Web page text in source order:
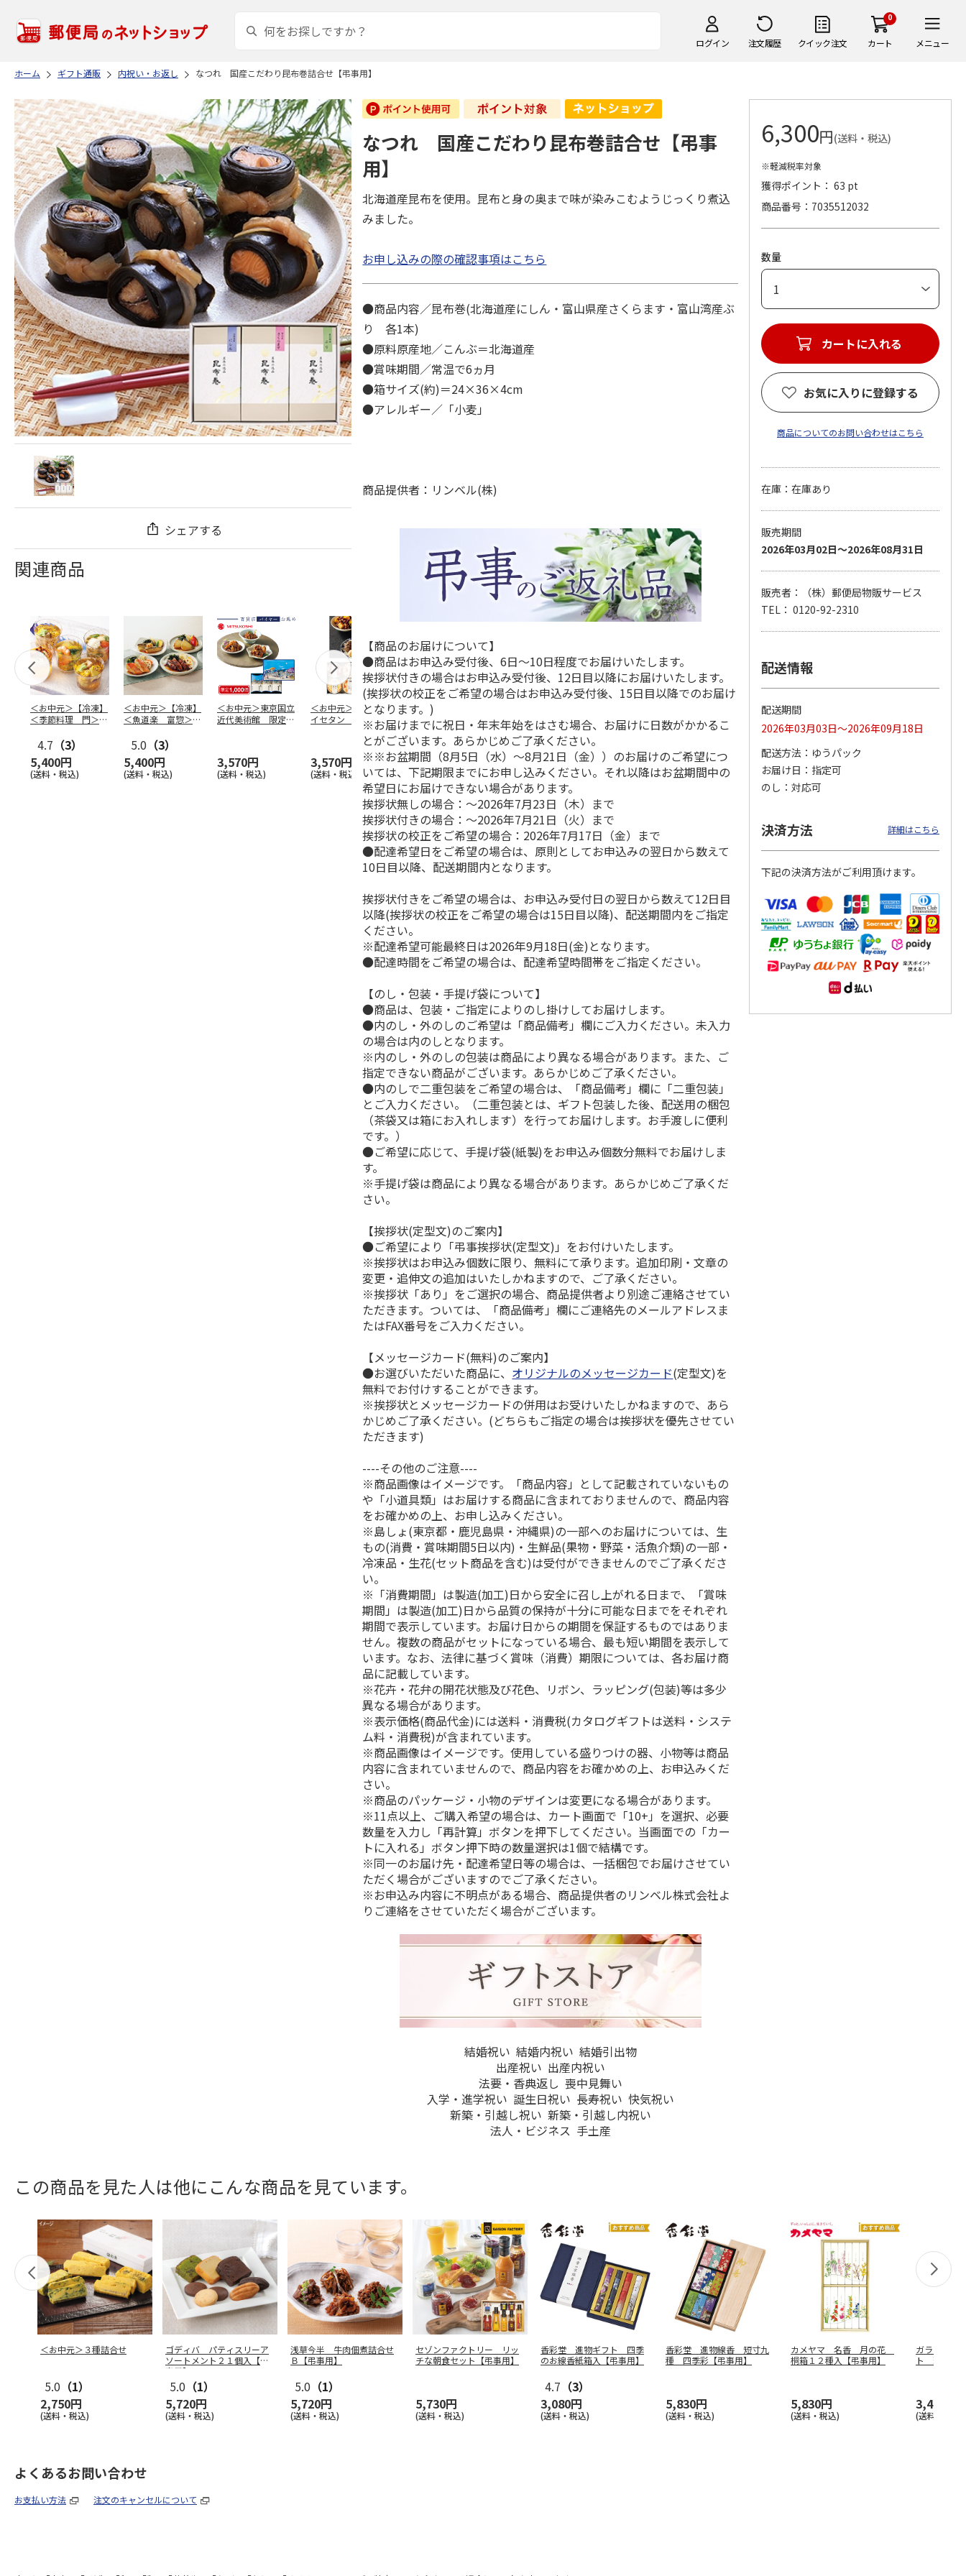
ログイン 注文履歴 クイック注文
0
カート メニュー
ホーム ギフト通販 内祝い・お返し なつれ 国産こだわり昆布巻詰合せ【弔事用】
シェアする
関連商品
＜お中元＞【冷凍】
＜季節料理 門＞京
4.7 （3）
5,400円
(送料・税込)
＜お中元＞【冷凍】
＜魚道楽 富惣＞レ
煮魚…
5.0 （3）
5,400円
(送料・税込)
＜お中元＞東京国立
近代美術館 限定ギ
3,570円
(送料・税込)
＜お中元＞ミツコシ
イセタン ザ・フー
ド 和惣菜缶詰詰合
3,570円
(送料・税込)
＜お中元＞崎陽軒
真空パックシウマイ
６０個入（東日本
版）4.5（2）
3,980円
(送料・税込)
巻キンパ（牛肉と野
菜ナムル）F
1,517円
(送料別・税込)
2,750円
(送料・税込)
柿安本店 極松阪牛
しぐれ煮詰合せ
EM29
4,012円
(送料・税込)
【冷凍】大阪お好み
セット
4,300円
(送料・税込)
せ詰合せ（東日本
なつれ 国産こだわり昆布巻詰合せ【弔事
用】
北海道産昆布を使用。昆布と身の奥まで味が染みこむようじっくり煮込
みました。
お申し込みの際の確認事項はこちら
●商品内容／昆布巻(北海道産にしん・富山県産さくらます・富山湾産ぶ
り 各1本)
●原料原産地／こんぶ＝北海道産
●賞味期間／常温で6ヵ月
●箱サイズ(約)＝24×36×4cm
●アレルギー／「小麦」
商品提供者：リンベル(株)
【商品のお届けについて】
●商品はお申込み受付後、6日～10日程度でお届けいたします。
挨拶状付きの場合はお申込み受付後、12日目以降にお届けいたします。
(挨拶状の校正をご希望の場合はお申込み受付後、15日目以降でのお届け
となります。)
※お届けまでに祝日・年末年始をはさむ場合、お届けに日数がかかるこ
とがございます。あらかじめご了承ください。
※※お盆期間（8月5日（水）～8月21日（金））のお届けのご希望につ
いては、下記期限までにお申し込みください。それ以降はお盆期間中の
希望日にお届けできない場合があります。
挨拶状無しの場合：～2026年7月23日（木）まで
挨拶状付きの場合：～2026年7月21日（火）まで
挨拶状の校正をご希望の場合：2026年7月17日（金）まで
●配達希望日をご希望の場合は、原則としてお申込みの翌日から数えて
10日目以降、配送期間内となります。
挨拶状付きをご希望の場合は、お申込み受付日の翌日から数えて12日目
以降(挨拶状の校正をご希望の場合は15日目以降)、配送期間内をご指定
ください。
※配達希望可能最終日は2026年9月18日(金)となります。
●配達時間をご希望の場合は、配達希望時間帯をご指定ください。
【のし・包装・手提げ袋について】
●商品は、包装・ご指定によりのし掛けしてお届けします。
●内のし・外のしのご希望は「商品備考」欄にご入力ください。未入力
の場合は内のしとなります。
※内のし・外のしの包装は商品により異なる場合があります。また、ご
指定できない商品がございます。あらかじめご了承ください。
●内のしで二重包装をご希望の場合は、「商品備考」欄に「二重包装」
とご入力ください。（二重包装とは、ギフト包装した後、配送用の梱包
（茶袋又は箱にお入れします）を行ってお届けします。お手渡しに便利
です。）
●ご希望に応じて、手提げ袋(紙製)をお申込み個数分無料でお届けしま
す。
※手提げ袋は商品により異なる場合があります。あらかじめご了承くだ
さい。
【挨拶状(定型文)のご案内】
●ご希望により「弔事挨拶状(定型文)」をお付けいたします。
※挨拶状はお申込み個数に限り、無料にて承ります。追加印刷・文章の
変更・追伸文の追加はいたしかねますので、ご了承ください。
※挨拶状「あり」をご選択の場合、商品提供者より別途ご連絡させてい
ただきます。ついては、「商品備考」欄にご連絡先のメールアドレスま
たはFAX番号をご入力ください。
【メッセージカード(無料)のご案内】
●お選びいただいた商品に、 オリジナルのメッセージカード(定型文)を
無料でお付けすることができます。
※挨拶状とメッセージカードの併用はお受けいたしかねますので、あら
かじめご了承ください。(どちらもご指定の場合は挨拶状を優先させてい
ただきます)
----その他のご注意----
※商品画像はイメージです。「商品内容」として記載されていないもの
や「小道具類」はお届けする商品に含まれておりませんので、商品内容
をお確かめの上、お申し込みください。
※島しょ(東京都・鹿児島県・沖縄県)の一部へのお届けについては、生
もの(消費・賞味期間5日以内)・生鮮品(果物・野菜・活魚介類)の一部・
冷凍品・生花(セット商品を含む)は受付ができませんのでご了承くださ
い。
※「消費期間」は製造(加工)日から安全に召し上がれる日まで、「賞味
期間」は製造(加工)日から品質の保持が十分に可能な日までをそれぞれ
期間で表示しています。お届け日からの期間を保証するものではありま
せん。複数の商品がセットになっている場合、最も短い期間を表示して
います。なお、法律に基づく賞味（消費）期限については、各お届け商
品に記載しています。
※花卉・花弁の開花状態及び花色、リボン、ラッピング(包装)等は多少
異なる場合があります。
※表示価格(商品代金)には送料・消費税(カタログギフトは送料・システ
ム料・消費税)が含まれています。
※商品画像はイメージです。使用している盛りつけの器、小物等は商品
内容に含まれていませんので、商品内容をお確かめの上、お申込みくだ
さい。
※商品のパッケージ・小物のデザインは変更になる場合があります。
※11点以上、ご購入希望の場合は、カート画面で「10+」を選択、必要
数量を入力し「再計算」ボタンを押下してください。当画面での「カー
トに入れる」ボタン押下時の数量選択は1個で結構です。
※同一のお届け先・配達希望日等の場合は、一括梱包でお届けさせてい
ただく場合がございますのでご了承ください。
※お申込み内容に不明点がある場合、商品提供者のリンベル株式会社よ
りご連絡をさせていただく場合がございます。
結婚祝い 結婚内祝い 結婚引出物
出産祝い 出産内祝い
法要・香典返し 喪中見舞い
入学・進学祝い 誕生日祝い 長寿祝い 快気祝い
新築・引越し祝い 新築・引越し内祝い
法人・ビジネス 手土産
6,300円(送料・税込)
※軽減税率対象
獲得ポイント： 63 pt
商品番号
7035512032
数量
カートに入れる
お気に入りに登録する
商品についてのお問い合わせはこちら
在庫：在庫あり
販売期間
2026年03月02日～2026年08月31日
販売者：（株）郵便局物販サービス
TEL： 0120-92-2310
配送情報
配送期間
2026年03月03日～2026年09月18日
配送方法
ゆうパック
お届け日
指定可
のし
対応可
決済方法 詳細はこちら
下記の決済方法がご利用頂けます。
この商品を見た人は他にこんな商品を見ています。
＜お中元＞３種詰合せ
5.0 （1）
2,750円
(送料・税込)
ゴディバ パティスリーア
ソートメント２１個入【弔
事用】
5.0 （1）
5,720円
(送料・税込)
浅草今半 牛肉佃煮詰合せ
Ｂ【弔事用】
5.0 （1）
5,720円
(送料・税込)
セゾンファクトリー リッ
チな朝食セット【弔事用】
5,730円
(送料・税込)
香彩堂 進物ギフト 四季
のお線香紙箱入【弔事用】
4.7 （3）
3,080円
(送料・税込)
香彩堂 進物線香 短寸九
種 四季彩【弔事用】
5,830円
(送料・税込)
カメヤマ 名香 月の花
桐箱１２種入【弔事用】
5,830円
(送料・税込)
ガラスドー
ト 瑞樹【
3,410円
(送料・税込)
よくあるお問い合わせ
お支払い方法 注文のキャンセルについて